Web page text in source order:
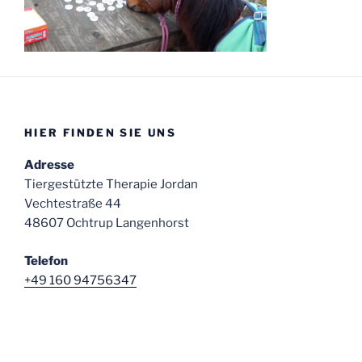
HIER FINDEN SIE UNS
Adresse
Tiergestützte Therapie Jordan
Vechtestraße 44
48607 Ochtrup Langenhorst
Telefon
+49 160 94756347